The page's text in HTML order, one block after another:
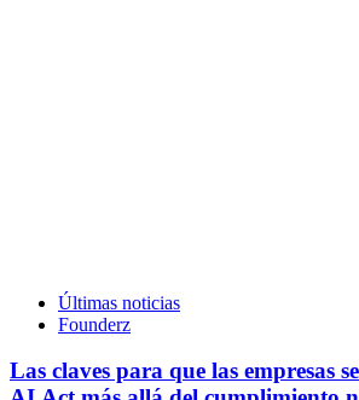
Últimas noticias
Founderz
Las claves para que las empresas